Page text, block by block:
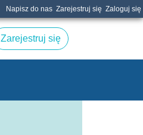
Napisz do nas Zarejestruj się Zaloguj się
Zarejestruj się